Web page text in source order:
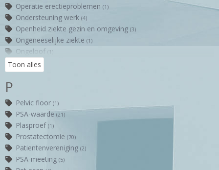
Operatie erectieproblemen(1)
Ondersteuning werk(4)
Openheid ziekte gezin en omgeving(3)
Ongeneeselijke ziekte(1)
Ongeloof (1)
Overleg artsen behandeling
Orgasme
Onregelmatig slapen
Oordeel arts behandeling
Openheid omgeving
Overleg artsen (1)
Ontlasting
Oncologisch verpleegkundigen
Toon alles
P
Pelvic floor(1)
PSA-waarde(21)
Plasproef(1)
Prostatectomie(70)
Patientenvereniging(2)
PSA-meeting(5)